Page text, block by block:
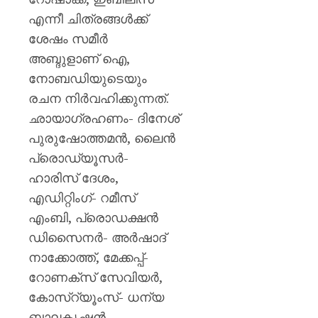
എന്നീ ചിത്രങ്ങൾക്ക്
ശേഷം സമീര്‍
അബ്ദുളാണ് ഐ,
നോബഡിയുടെയും
രചന നിർവഹിക്കുന്നത്.
ഛായാഗ്രഹണം- ദിനേശ്
പുരുഷോത്തമൻ, ലൈൻ
പ്രൊഡ്യൂസർ-
ഹാരിസ് ദേശം,
എഡിറ്റിംഗ്- റമീസ്
എംബി, പ്രൊഡക്ഷൻ
ഡിസൈനർ- അർഷാദ്
നാക്കോത്ത്, മേക്കപ്പ്-
റോണക്സ് സേവിയർ,
കോസ്റ്യൂംസ്- ധന്യ